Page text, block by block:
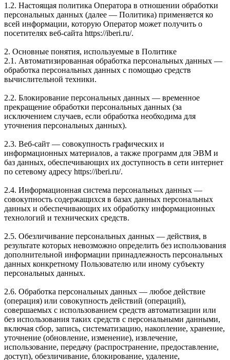
1.2. Настоящая политика Оператора в отношении обработки
персональных данных (далее — Политика) применяется ко
всей информации, которую Оператор может получить о
посетителях веб-сайта https://iberi.ru/.
2. Основные понятия, используемые в Политике
2.1. Автоматизированная обработка персональных данных —
обработка персональных данных с помощью средств
вычислительной техники.
2.2. Блокирование персональных данных — временное
прекращение обработки персональных данных (за
исключением случаев, если обработка необходима для
уточнения персональных данных).
2.3. Веб-сайт — совокупность графических и
информационных материалов, а также программ для ЭВМ и
баз данных, обеспечивающих их доступность в сети интернет
по сетевому адресу https://iberi.ru/.
2.4. Информационная система персональных данных —
совокупность содержащихся в базах данных персональных
данных и обеспечивающих их обработку информационных
технологий и технических средств.
2.5. Обезличивание персональных данных — действия, в
результате которых невозможно определить без использования
дополнительной информации принадлежность персональных
данных конкретному Пользователю или иному субъекту
персональных данных.
2.6. Обработка персональных данных — любое действие
(операция) или совокупность действий (операций),
совершаемых с использованием средств автоматизации или
без использования таких средств с персональными данными,
включая сбор, запись, систематизацию, накопление, хранение,
уточнение (обновление, изменение), извлечение,
использование, передачу (распространение, предоставление,
доступ), обезличивание, блокирование, удаление,